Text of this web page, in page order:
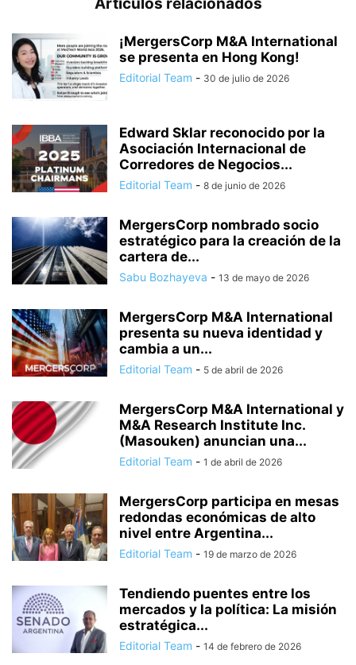
¡MergersCorp M&A International
se presenta en Hong Kong!
Editorial Team - 30 de julio de 2026
Edward Sklar reconocido por la
Asociación Internacional de
Corredores de Negocios...
Editorial Team - 8 de junio de 2026
MergersCorp nombrado socio
estratégico para la creación de la
cartera de...
Sabu Bozhayeva - 13 de mayo de 2026
MergersCorp M&A International
presenta su nueva identidad y
cambia a un...
Editorial Team - 5 de abril de 2026
MergersCorp M&A International y
M&A Research Institute Inc.
(Masouken) anuncian una...
Editorial Team - 1 de abril de 2026
MergersCorp participa en mesas
redondas económicas de alto
nivel entre Argentina...
Editorial Team - 19 de marzo de 2026
Tendiendo puentes entre los
mercados y la política: La misión
estratégica...
Editorial Team - 14 de febrero de 2026